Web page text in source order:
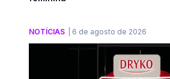
NOTÍCIAS 6 de agosto de 2026